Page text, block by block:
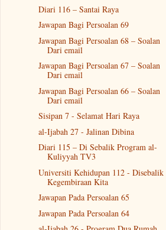
Diari 116 – Santai Raya
Jawapan Bagi Persoalan 69
Jawapan Bagi Persoalan 68 – Soalan
Dari email
Jawapan Bagi Persoalan 67 – Soalan
Dari email
Jawapan Bagi Persoalan 66 – Soalan
Dari email
Sisipan 7 - Selamat Hari Raya
al-Ijabah 27 - Jalinan Dibina
Diari 115 – Di Sebalik Program al-
Kuliyyah TV3
Universiti Kehidupan 112 - Disebalik
Kegembiraan Kita
Jawapan Pada Persoalan 65
Jawapan Pada Persoalan 64